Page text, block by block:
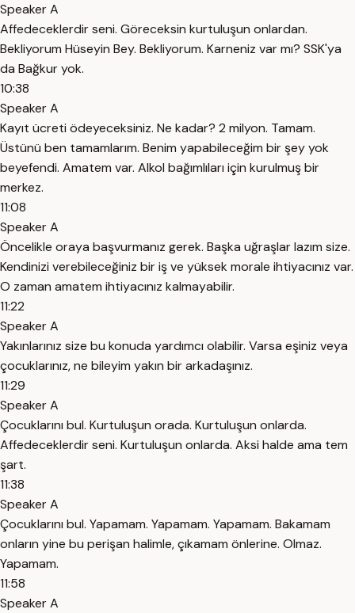
Speaker A
Affedeceklerdir seni. Göreceksin kurtuluşun onlardan.
Bekliyorum Hüseyin Bey. Bekliyorum. Karneniz var mı? SSK'ya
da Bağkur yok.
10:38
Speaker A
Kayıt ücreti ödeyeceksiniz. Ne kadar? 2 milyon. Tamam.
Üstünü ben tamamlarım. Benim yapabileceğim bir şey yok
beyefendi. Amatem var. Alkol bağımlıları için kurulmuş bir
merkez.
11:08
Speaker A
Öncelikle oraya başvurmanız gerek. Başka uğraşlar lazım size.
Kendinizi verebileceğiniz bir iş ve yüksek morale ihtiyacınız var.
O zaman amatem ihtiyacınız kalmayabilir.
11:22
Speaker A
Yakınlarınız size bu konuda yardımcı olabilir. Varsa eşiniz veya
çocuklarınız, ne bileyim yakın bir arkadaşınız.
11:29
Speaker A
Çocuklarını bul. Kurtuluşun orada. Kurtuluşun onlarda.
Affedeceklerdir seni. Kurtuluşun onlarda. Aksi halde ama tem
şart.
11:38
Speaker A
Çocuklarını bul. Yapamam. Yapamam. Yapamam. Bakamam
onların yine bu perişan halimle, çıkamam önlerine. Olmaz.
Yapamam.
11:58
Speaker A